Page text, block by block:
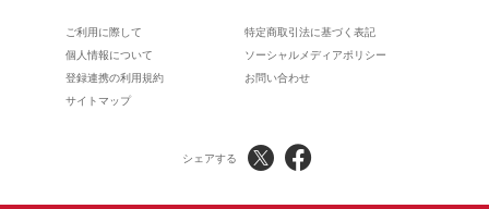
ご利用に際して
特定商取引法に基づく表記
個人情報について
ソーシャルメディアポリシー
登録連携の利用規約
お問い合わせ
サイトマップ
シェアする